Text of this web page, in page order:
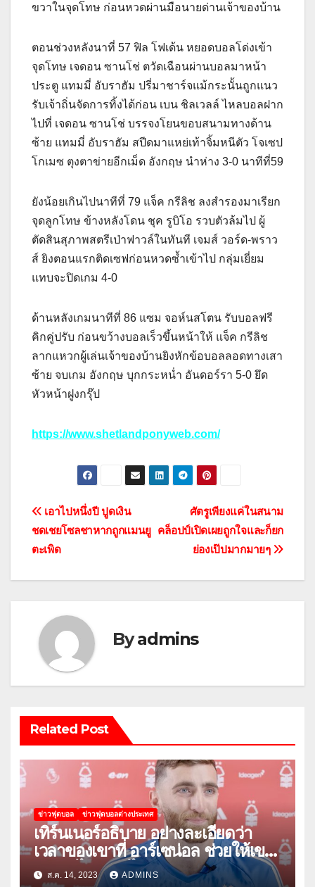
ขวาในจุดโทษ ก่อนหวดผ่านมือนายด่านเจ้าของบ้าน
ตอนช่วงหลังนาที่ 57 ฟิล โฟเด้น หยอดบอลโด่งเข้า
จุดโทษ เจดอน ซานโช่ ตวัดเฉือนผ่านบอลมาหน้า
ประตู แทมมี่ อับราฮัม ปรี่มาชาร์จแม้กระนั้นถูกแนว
รับเจ้าถิ่นจัดการทิ้งได้ก่อน เบน ชิลเวลล์ ไหลบอลฝาก
ไปที่ เจดอน ซานโช่ บรรจงโยนขอบสนามทางด้าน
ซ้าย แทมมี่ อับราฮัม สปีดมาแหย่เท้าจิ้มหนีตัว โจเซป
โกเมซ ตุงตาข่ายอีกเม็ด อังกฤษ นำห่าง 3-0 นาทีที่59
ยังน้อยเกินไปนาทีที่ 79 แจ็ค กรีลิช ลงสำรองมาเรียก
จุดลูกโทษ ข้างหลังโดน ชุค รูบิโอ รวบตัวล้มไป ผู้
ตัดสินสุภาพสตรีเป่าฟาวล์ในทันที เจมส์ วอร์ด-พราว
ส์ ยิงตอนแรกติดเซฟก่อนหวดซ้ำเข้าไป กลุ่มเยี่ยม
แทบจะปิดเกม 4-0
ด้านหลังเกมนาทีที่ 86 แซม จอห์นสโตน รับบอลฟรี
คิกคู่ปรับ ก่อนขว้างบอลเร็วขึ้นหน้าให้ แจ็ค กรีลิช
ลากแหวกผู้เล่นเจ้าของบ้านยิงหักข้อบอลลอดทางเสา
ซ้าย จบเกม อังกฤษ บุกกระหน่ำ อันดอร์รา 5-0 ยึด
หัวหน้าฝูงกรุ๊ป
https://www.shetlandponyweb.com/
แนะแนว
เรื่อง
ศัตรูเพียงแค่ในสนาม
คล็อปป์เปิดเผยถูกใจและก็ยก
ย่องเป๊ปมากมายๆ
เอาไปหนึ่งปี ปูดเงิน
ชดเชยโซลชาหากถูกแมนยู
ตะเพิด
Byadmins
Related Post
ข่าวฟุตบอล ข่าวฟุตบอลต่างประเทศ
เทิร์นเนอร์อธิบาย อย่างละเอียดว่า
เวลาของเขาที่ อาร์เซน่อล ช่วยให้เขา
พัฒนาได้อย่างไร
ส.ค. 14, 2023 ADMINS